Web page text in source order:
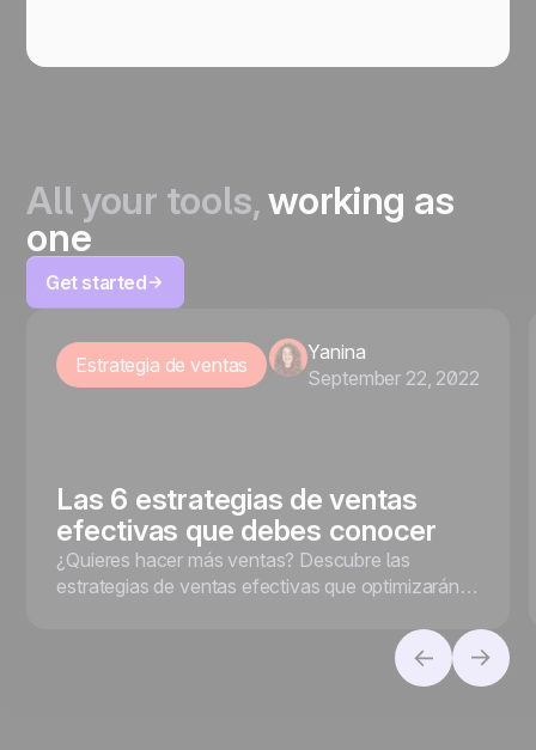
All your tools,working as
one
Get started
Estrategia de ventas
Yanina
September 22, 2022
Las 6 estrategias de ventas
efectivas que debes conocer
¿Quieres hacer más ventas? Descubre las
estrategias de ventas efectivas que optimizarán